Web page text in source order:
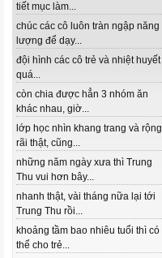
tiết mục làm...
chúc các cô luôn tràn ngập năng
lượng để dạy...
đội hình các cô trẻ và nhiệt huyết
quá...
còn chia được hẳn 3 nhóm ăn
khác nhau, giờ...
lớp học nhìn khang trang và rộng
rãi thật, cũng...
những năm ngày xưa thì Trung
Thu vui hơn bây...
nhanh thật, vài tháng nữa lại tới
Trung Thu rồi...
khoảng tầm bao nhiêu tuổi thì có
thể cho trẻ...